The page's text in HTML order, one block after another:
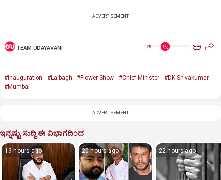
ADVERTISEMENT
TEAM UDAYAVANI ಅ ಅ
#inauguration #Lalbagh #Flower Show #Chief Minister
#DK Shivakumar
#Mumbai
ADVERTISEMENT
ಇನ್ನಷ್ಟು ಸುದ್ದಿ ಈ ವಿಭಾಗದಿಂದ
19 hours ago 20 hours ago 22 hours ago